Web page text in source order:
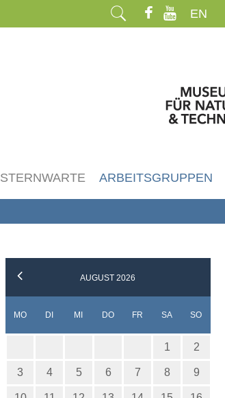
EN
STERNWARTE ARBEITSGRUPPEN
AUGUST 2026
MONTAGDIENSTAG
MI TTWOCH
DONNERSTAG
FREITAGSAMSTAG
SONNTAG
1 2
3 4 5 6 7 8 9